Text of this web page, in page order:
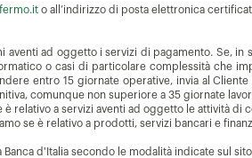
o all’indirizzo di posta elettronica
aventi ad oggetto i servizi di pagamento. Se,
o casi di particolare complessità che
entro 15 giornate operative, invia al
comunque non superiore a 35 giornate
relativo a servizi aventi ad oggetto le attività di
se è relativo a prodotti, servizi bancari e
d'Italia secondo le modalità indicate sul sito